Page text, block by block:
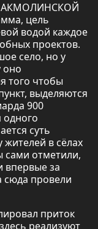
АКМОЛИНСКОЙ
цель
водой каждое
проектов.
село, но у
оно
того чтобы
выделяются
900
одного
суть
в сёлах
сами отметили,
впервые за
сюда провели
приток
реализуют